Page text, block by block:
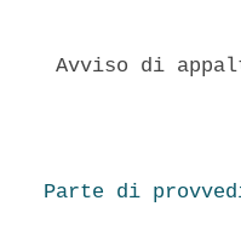
Avviso di
Parte di